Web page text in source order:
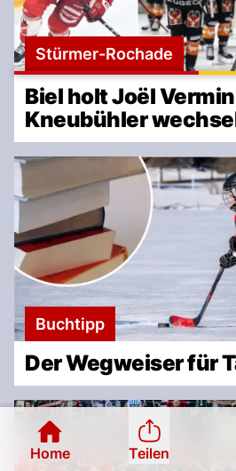
Stürmer-Rochade
Biel holt Joël Vermin
Kneubühler
Buchtipp
Der Wegweiser für
Home Teilen